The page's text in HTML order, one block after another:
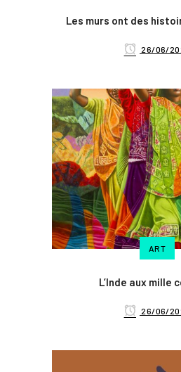
Les murs ont des
26/06/
ART
L’Inde aux mille
26/06/